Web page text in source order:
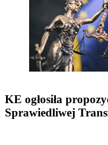
KE ogłosiła
Sprawiedliwej